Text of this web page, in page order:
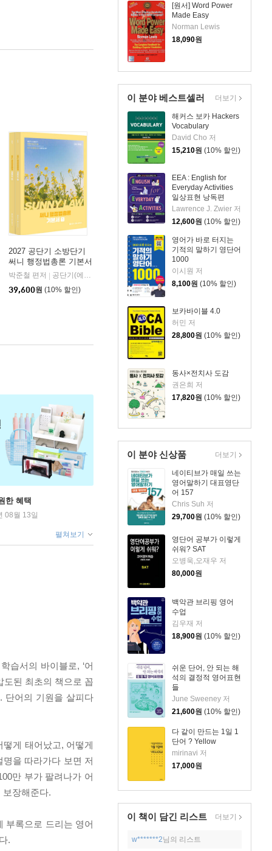
[원서] Word Power
Made Easy
Norman Lewis
18,090원
이 분야 베스트셀러
해커스 보카 Hackers
Vocabulary
David Cho 저
15,210원 (10% 할인)
EEA : English for
Everyday Activities
일상표현 낭독편
Lawrence J. Zwier 저
12,600원 (10% 할인)
영어가 바로 터지는
기적의 말하기 영단어
1000
이시원 저
8,100원 (10% 할인)
보카바이블 4.0
허민 저
28,800원 (10% 할인)
동사×전치사 도감
권은희 저
17,820원 (10% 할인)
더보기
이 분야 신상품
네이티브가 매일 쓰는
영어말하기 대표영단
어 157
Chris Suh 저
29,700원 (10% 할인)
영단어 공부가 이렇게
쉬워? SAT
오병욱,오재우 저
80,000원
백악관 브리핑 영어
수업
김우재 저
18,900원 (10% 할인)
쉬운 단어, 안 되는 해
석의 결정적 영어표현
들
June Sweeney 저
21,600원 (10% 할인)
다 같이 만드는 1일 1
단어 ? Yellow
mirinavi 저
17,000원
더보기
이 책이 담긴 리스트 더보기
w*******2님의 리스트
2027 공단기 소방단기
써니 행정법총론 기본서
박준철 편저
공단기(에스티유니타스)
39,600원 (10% 할인)
한 혜택
08월 13일
펼쳐보기
습서의 바이블로, ‘어
도된 최초의 책으로 꼽
단어의 기원을 살피다
게 태어났고, 어떻게
을 따라가다 보면 저
만 부가 팔려나가 어
보장해준다.
부록으로 드리는 영어
.